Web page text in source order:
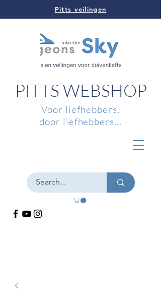
Pitts veilingen
PITTS WEBSHOP
Voor liefhebbers,
door liefhebbers...